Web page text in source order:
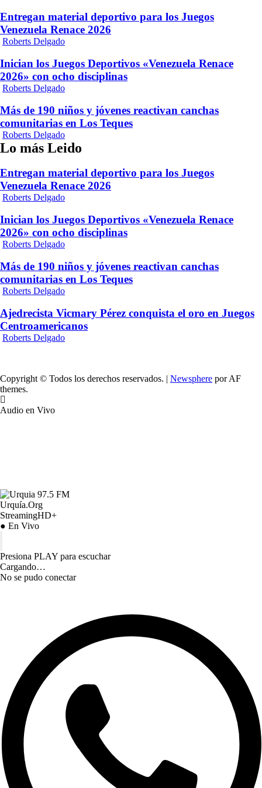
Entregan material deportivo para los Juegos
Venezuela Renace 2026
Roberts Delgado
Inician los Juegos Deportivos «Venezuela Renace
2026» con ocho disciplinas
Roberts Delgado
Más de 190 niños y jóvenes reactivan canchas
comunitarias en Los Teques
Roberts Delgado
Lo más Leido
Entregan material deportivo para los Juegos
Venezuela Renace 2026
Roberts Delgado
Inician los Juegos Deportivos «Venezuela Renace
2026» con ocho disciplinas
Roberts Delgado
Más de 190 niños y jóvenes reactivan canchas
comunitarias en Los Teques
Roberts Delgado
Ajedrecista Vicmary Pérez conquista el oro en Juegos
Centroamericanos
Roberts Delgado
Copyright © Todos los derechos reservados. | Newsphere por AF
themes.
Audio en Vivo
Urquía.Org
StreamingHD+
● En Vivo
Presiona PLAY para escuchar
Cargando…
No se pudo conectar